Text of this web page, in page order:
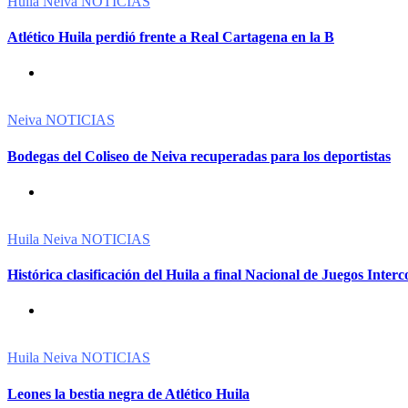
Atlético Huila perdió frente a Real Cartagena en la B
Neiva NOTICIAS
Bodegas del Coliseo de Neiva recuperadas para los deportistas
Huila Neiva NOTICIAS
Histórica clasificación del Huila a final Nacional de Juegos
Huila Neiva NOTICIAS
Leones la bestia negra de Atlético Huila